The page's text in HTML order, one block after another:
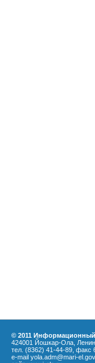
© 2011
424001 Йошкар-Ола,
тел. (8362) 41-44-89, факс
e-mail yola.adm@mari-